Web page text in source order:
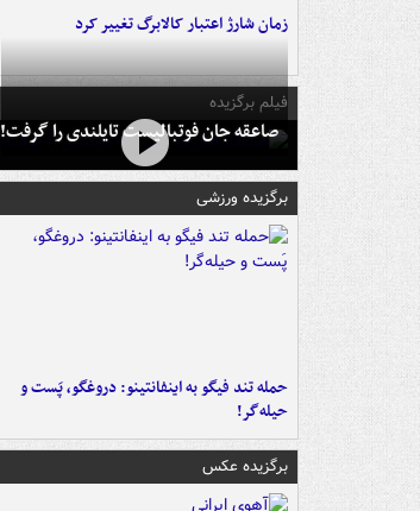
زمان شارژ اعتبار کالابرگ تغییر کرد
فیلم برگزیده
صاعقه جان فوتبالیست تایلندی را گرفت!
برگزیده ورزشی
حمله تند فیگو به اینفانتینو: دروغگو، پَست‌ و
حیله‌گر!
برگزیده عکس